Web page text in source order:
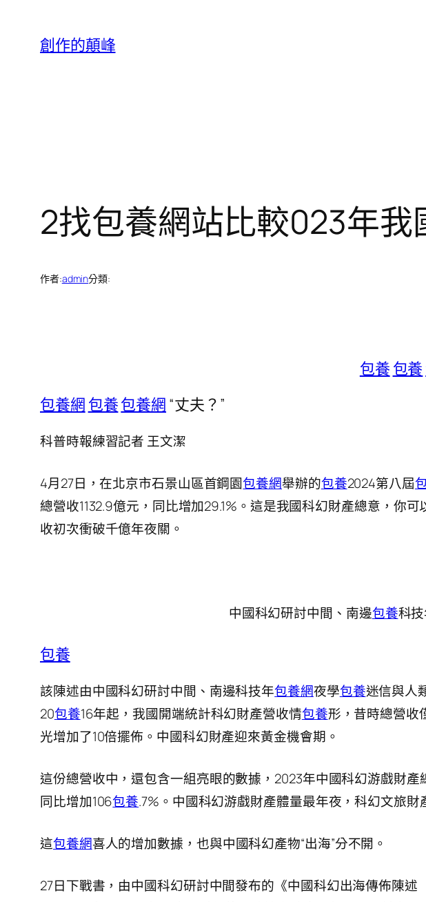
創作的顛峰
2找包養網站比較023年
作者:admin分類:
包養 包養
包養網 包養包養網 “丈夫？”
科普時報練習記者 王文潔
4月27日，在北京市石景山區首鋼園包養網舉辦的包養2024第八屆
總營收1132.9億元，同比增加29.1%。這是我國科幻財產總意，你
收初次衝破千億年夜關。
中國科幻研討中間、南邊包養科
包養
該陳述由中國科幻研討中間、南邊科技年包養網夜學包養迷信與人
20包養16年起，我國開端統計科幻財產營收情包養形，昔時總營收
光增加了10倍擺佈。中國科幻財產迎來黃金機會期。
這份總營收中，還包含一組亮眼的數據，2023年中國科幻游戲財
同比增加106包養.7%。中國科幻游戲財產體量最年夜，科幻文旅財
這包養網喜人的增加數據，也與中國科幻產物“出海”分不開。
27日下戰書，由中國科幻研討中間發布的《中國科幻出海傳佈陳述